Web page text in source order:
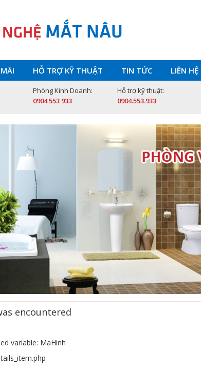
MẮT NÂU
HỖ TRỢ KỸ THUẬT TIN TỨC LIÊN HỆ
Phòng Kinh Doanh:
0904 553 933
Hỗ trợ kỹ thuật:
0904.553.933
encountered
variable: MaHinh